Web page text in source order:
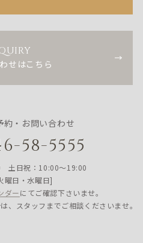
せはこちら
約・お問い合わせ
58-5555
土日祝：10:00〜19:00
曜日・水曜日]
ダーにてご確認下さいませ。
、スタッフまでご相談くださいませ。